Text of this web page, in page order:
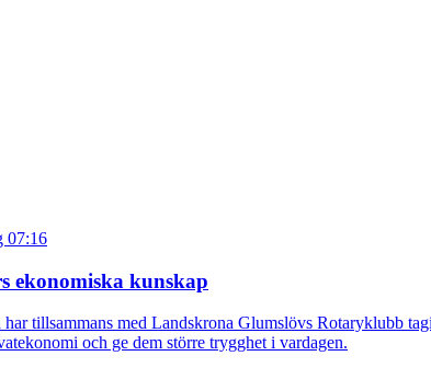
07:16
ekonomiska kunskap
tillsammans med Landskrona Glumslövs Rotaryklubb
och ge dem större trygghet i vardagen.